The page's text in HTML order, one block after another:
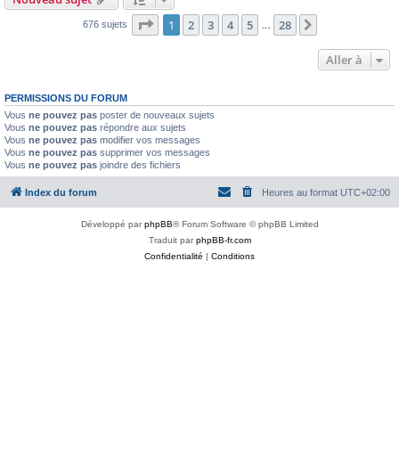
676 sujets Page 1sur28
1 2 3 4 5 … 28
Aller à
PERMISSIONS DU FORUM
Vous ne pouvez pas poster de nouveaux sujets
Vous ne pouvez pas répondre aux sujets
Vous ne pouvez pas modifier vos messages
Vous ne pouvez pas supprimer vos messages
Vous ne pouvez pas joindre des fichiers
Index du forum Heures au format UTC+02:00
Développé parphpBB® Forum Software © phpBB Limited
Traduit parphpBB-fr.com
Confidentialité | Conditions